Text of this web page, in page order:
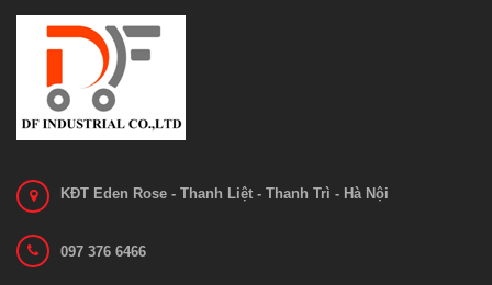
KĐT Eden Rose - Thanh Liệt - Thanh Trì - Hà Nội
097 376 6466